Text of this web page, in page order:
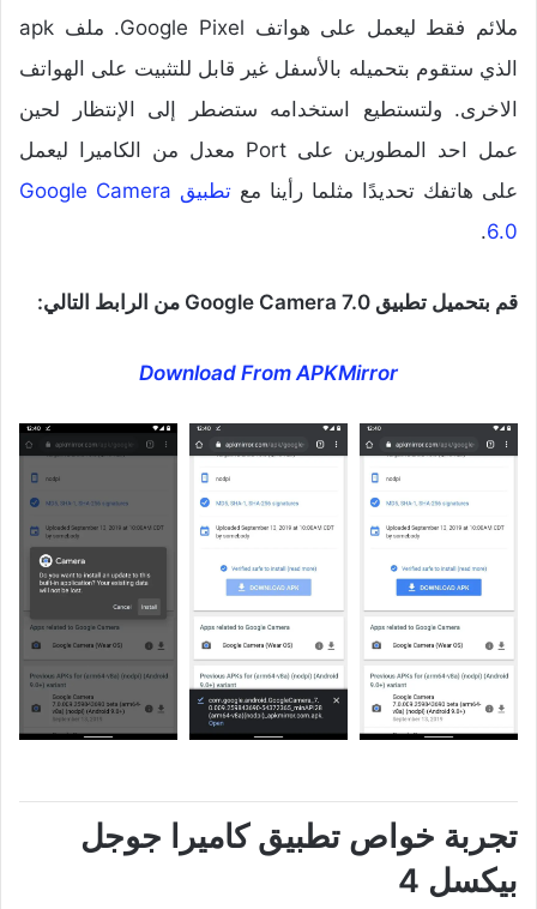
ملائم فقط ليعمل على هواتف Google Pixel. ملف apk
الذي ستقوم بتحميله بالأسفل غير قابل للتثبيت على الهواتف
الاخرى. ولتستطيع استخدامه ستضطر إلى الإنتظار لحين
عمل احد المطورين على Port معدل من الكاميرا ليعمل
على هاتفك تحديدًا مثلما رأينا مع
تطبيق Google Camera
6.0
.
قم بتحميل تطبيق Google Camera 7.0 من الرابط التالي:
Download From APKMirror
تجربة خواص تطبيق كاميرا جوجل
بيكسل 4